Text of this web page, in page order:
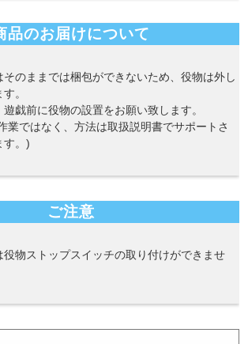
品のお届けについて
そのままでは梱包ができないため、役物は外し
。
戯前に役物の設置をお願い致します。
業ではなく、方法は取扱説明書でサポートさ
す。)
ご注意
役物ストップスイッチの取り付けができませ